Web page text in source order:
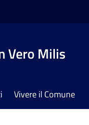
Vero Milis
Vivere il Comune